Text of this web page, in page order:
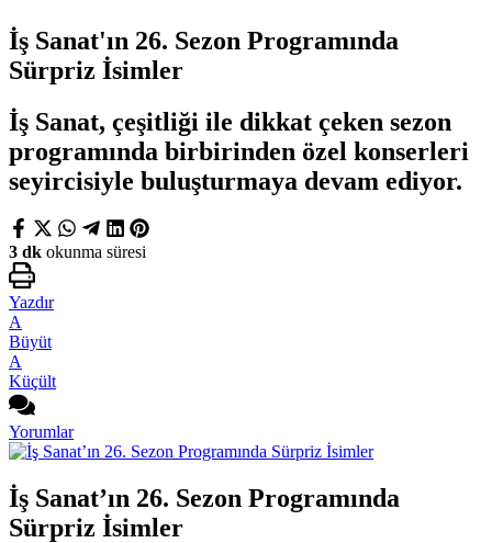
İş Sanat'ın 26. Sezon Programında
Sürpriz İsimler
İş Sanat, çeşitliği ile dikkat çeken sezon
programında birbirinden özel konserleri
seyircisiyle buluşturmaya devam ediyor.
3 dk okunma süresi
Yazdır
A
Büyüt
A
Küçült
Yorumlar
İş Sanat’ın 26. Sezon Programında
Sürpriz İsimler